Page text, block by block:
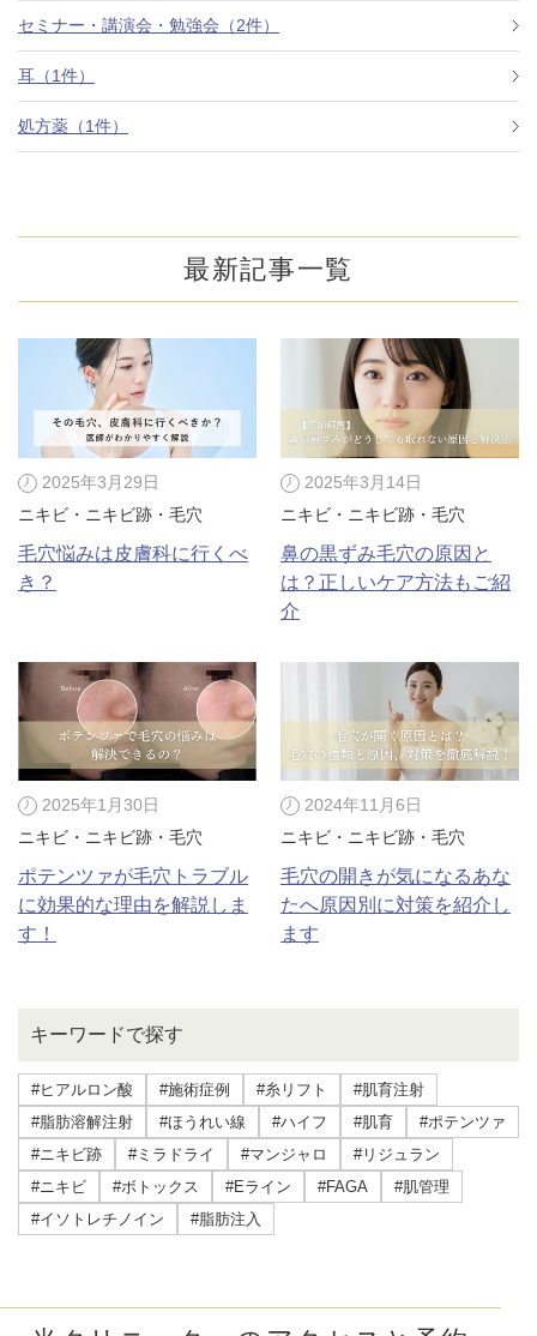
井畑 峰紀 医師 安形省吾 医師
セミナー・講演会・勉強会（2件）
耳（1件）
処方薬（1件）
キーワードで探す
#ヒアルロン酸 #施術症例 #糸リフト
#肌育注射
#脂肪溶解注射
#ほうれい線 #ハイフ #肌育
#ポテンツァ
#ニキビ跡
#ミラドライ #マンジャロ
#リジュラン
#ニキビ
#ボトックス #Eライン #FAGA
#肌管理
#イソトレチノイン
#脂肪注入
最新記事一覧
2025年3月29日
ニキビ・ニキビ跡・毛穴
毛穴悩みは皮膚科に行くべ
き？
2025年3月14日
ニキビ・ニキビ跡・毛穴
鼻の黒ずみ毛穴の原因と
は？正しいケア方法もご紹
介
2025年1月30日
ニキビ・ニキビ跡・毛穴
ポテンツァが毛穴トラブル
に効果的な理由を解説しま
す！
2024年11月6日
ニキビ・ニキビ跡・毛穴
毛穴の開きが気になるあな
たへ原因別に対策を紹介し
ます